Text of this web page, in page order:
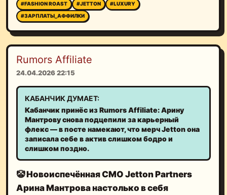
#FASHION ROAST
#JETTON
#LUXURY
#ЗАРПЛАТЫ_АФФИЛКИ
Rumors Affiliate
24.04.2026 22:15
КАБАНЧИК ДУМАЕТ:
Кабанчик принёс из Rumors Affiliate: Арину
Мантрову снова подцепили за карьерный
флекс — в посте намекают, что мерч Jetton она
записала себе в актив слишком бодро и
слишком поздно.
🤡Новоиспечённая CMO Jetton Partners
Арина Мантрова настолько в себя